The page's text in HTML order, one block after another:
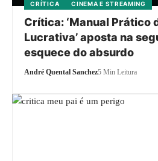
CRÍTICA CINEMA E STREAMING
Crítica: ‘Manual Prático
Lucrativa’ aposta na
esquece do absurdo
André Quental Sanchez5 Min Leitura